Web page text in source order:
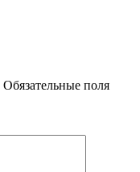
Обязательные поля